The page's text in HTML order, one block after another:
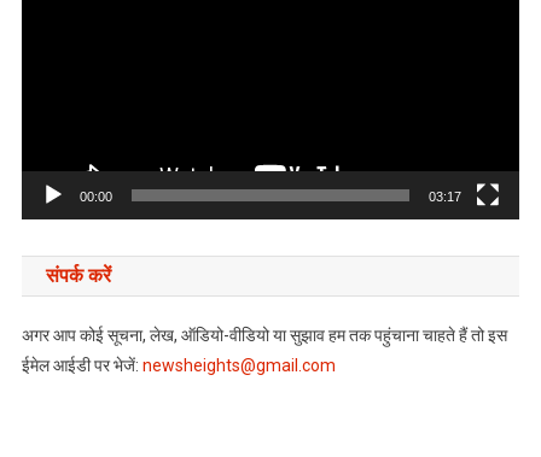
00:00 03:17
संपर्क करें
अगर आप कोई सूचना, लेख, ऑडियो-वीडियो या सुझाव हम तक पहुंचाना चाहते हैं तो इस
ईमेल आईडी पर भेजें: newsheights@gmail.com